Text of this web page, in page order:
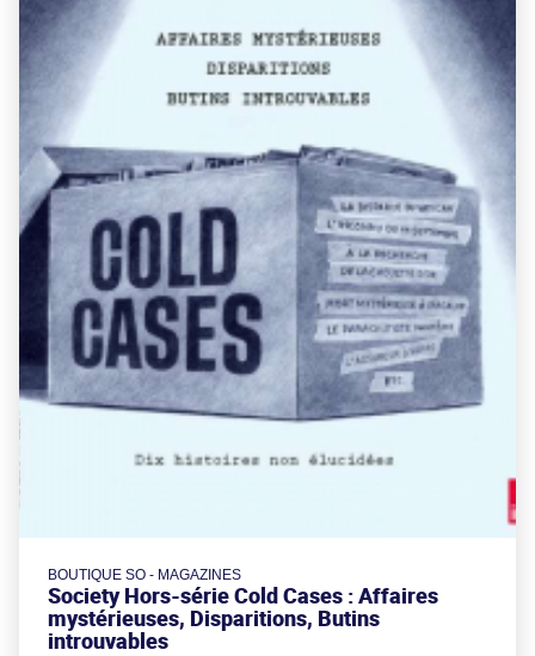
BOUTIQUE SO - MAGAZINES
Society Hors-série Cold Cases : Affaires
mystérieuses, Disparitions, Butins
introuvables